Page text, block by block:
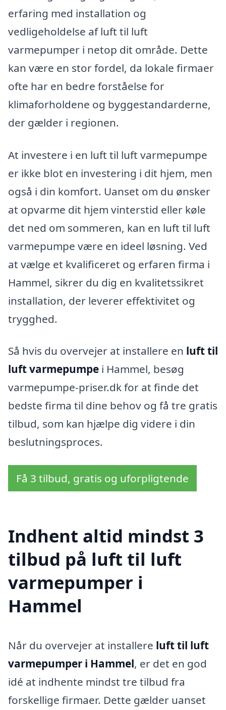
erfaring med installation og
vedligeholdelse af luft til luft
varmepumper i netop dit område. Dette
kan være en stor fordel, da lokale firmaer
ofte har en bedre forståelse for
klimaforholdene og byggestandarderne,
der gælder i regionen.
At investere i en luft til luft varmepumpe
er ikke blot en investering i dit hjem, men
også i din komfort. Uanset om du ønsker
at opvarme dit hjem vinterstid eller køle
det ned om sommeren, kan en luft til luft
varmepumpe være en ideel løsning. Ved
at vælge et kvalificeret og erfaren firma i
Hammel, sikrer du dig en kvalitetssikret
installation, der leverer effektivitet og
trygghed.
Så hvis du overvejer at installere en luft til
luft varmepumpe i Hammel, besøg
varmepumpe-priser.dk for at finde det
bedste firma til dine behov og få tre gratis
tilbud, som kan hjælpe dig videre i din
beslutningsproces.
Få 3 tilbud, gratis og uforpligtende
Indhent altid mindst 3
tilbud på luft til luft
varmepumper i
Hammel
Når du overvejer at installere luft til luft
varmepumper i Hammel, er det en god
idé at indhente mindst tre tilbud fra
forskellige firmaer. Dette gælder uanset